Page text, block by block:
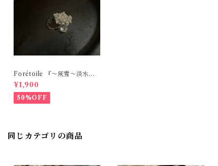
Forétoile 『～灰雪～淡水パ
ールとクリスタルのリング』
天然石【送料無料】【リング
No.436】
¥1,900
50%OFF
同じカテゴリの商品